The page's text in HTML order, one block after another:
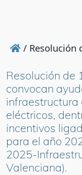
/ Resolución
Resolución de
convocan
infraestructura
eléctricos,
incentivos
para el año
2025-
Valenciana).